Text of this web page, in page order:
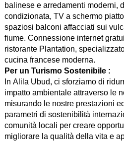
balinese e arredamenti moderni,
condizionata, TV a schermo
spaziosi balconi affacciati sui
fiume. Connessione internet
ristorante Plantation,
cucina francese moderna.
Per un Turismo Sostenibile :
In Alila Ubud, ci sforziamo di
impatto ambientale attraverso le
misurando le nostre prestazioni
parametri di sostenibilità
comunità locali per creare
migliorare la qualità della vita e